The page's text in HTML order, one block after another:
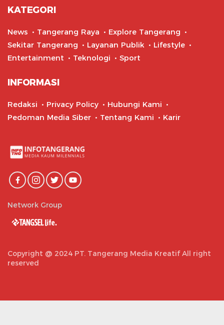
KATEGORI
News Tangerang Raya
Explore Tangerang
Sekitar Tangerang
Layanan Publik
Lifestyle
Entertainment
Teknologi Sport
INFORMASI
Redaksi Privacy Policy
Hubungi Kami
Pedoman Media Siber
Tentang Kami Karir
Network Group
Copyright @ 2024 PT. Tangerang Media Kreatif All right
reserved